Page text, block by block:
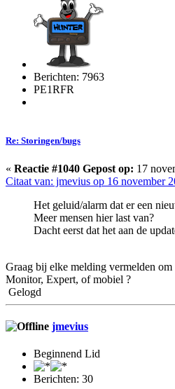
Berichten: 7963
PE1RFR
Re: Storingen/bugs
« Reactie #1040 Gepost op: 17
Citaat van: jmevius op 16 november
Het geluid/alarm dat er een
Meer mensen hier last van?
Dacht eerst dat het aan de
Graag bij elke melding vermelden om
Monitor, Expert, of mobiel ?
Gelogd
jmevius
Beginnend Lid
Berichten: 30